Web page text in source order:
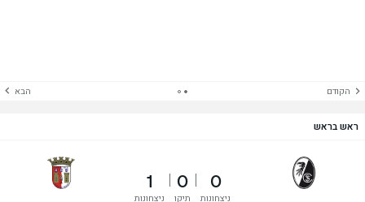
הקודם הבא
ראש בראש
0
ניצחונות
0
תיקו
1
ניצחונות